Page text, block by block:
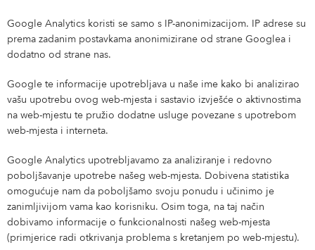
Google Analytics koristi se samo s IP-anonimizacijom. IP adrese su
prema zadanim postavkama anonimizirane od strane Googlea i
dodatno od strane nas.
Google te informacije upotrebljava u naše ime kako bi analizirao
vašu upotrebu ovog web-mjesta i sastavio izvješće o aktivnostima
na web-mjestu te pružio dodatne usluge povezane s upotrebom
web-mjesta i interneta.
Google Analytics upotrebljavamo za analiziranje i redovno
poboljšavanje upotrebe našeg web-mjesta. Dobivena statistika
omogućuje nam da poboljšamo svoju ponudu i učinimo je
zanimljivijom vama kao korisniku. Osim toga, na taj način
dobivamo informacije o funkcionalnosti našeg web-mjesta
(primjerice radi otkrivanja problema s kretanjem po web-mjestu).